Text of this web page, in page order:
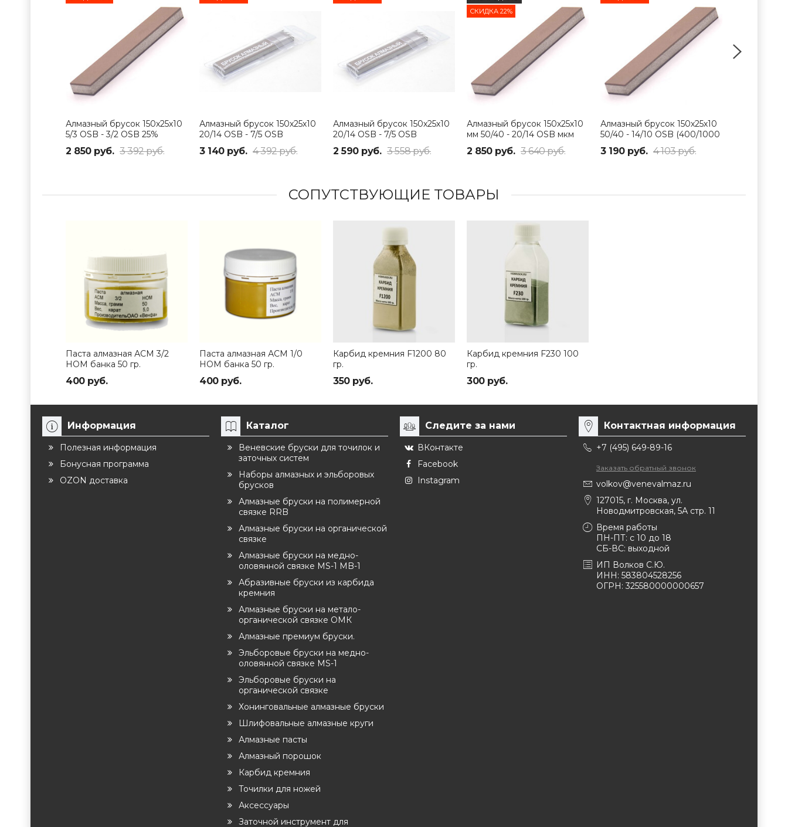
Алмазный брусок 150х25х10
5/3 OSB - 3/2 OSB 25%
2 850 руб. 3 392 руб.
Алмазный брусок 150х25х10
20/14 OSB - 7/5 OSB
(700/2500 Grit) 100%
3 140 руб. 4 392 руб.
Алмазный брусок 150х25х10
20/14 OSB - 7/5 OSB
(700/2500 Grit) 25%
2 590 руб. 3 558 руб.
СКИДКА 22%
Алмазный брусок 150х25х10
мм 50/40 - 20/14 OSB мкм
(400/700 Grit) 25%
2 850 руб. 3 640 руб.
Алмазный брусок 150х25х10
50/40 - 14/10 OSB (400/1000
Grit) 100%
3 190 руб. 4 103 руб.
СОПУТСТВУЮЩИЕ ТОВАРЫ
Паста алмазная АСМ 3/2
НОМ банка 50 гр.
400 руб.
Паста алмазная АСМ 1/0
НОМ банка 50 гр.
400 руб.
Карбид кремния F1200 80
гр.
350 руб.
Карбид кремния F230 100
гр.
300 руб.
Информация
Полезная информация
Бонусная программа
OZON доставка
Каталог
Веневские бруски для точилок и
заточных систем
Наборы алмазных и эльборовых
брусков
Алмазные бруски на полимерной
связке RRB
Алмазные бруски на органической
связке
Алмазные бруски на медно-
оловянной связке MS-1 MB-1
Абразивные бруски из карбида
кремния
Алмазные бруски на метало-
органической связке ОМК
Алмазные премиум бруски.
Эльборовые бруски на медно-
оловянной связке MS-1
Эльборовые бруски на
органической связке
Хонинговальные алмазные бруски
Шлифовальные алмазные круги
Алмазные пасты
Алмазный порошок
Карбид кремния
Точилки для ножей
Аксессуары
Заточной инструмент для
Следите за нами
ВКонтакте
Facebook
Instagram
Контактная информация
+7 (495) 649-89-16
Заказать обратный звонок
volkov@venevalmaz.ru
127015, г. Москва, ул.
Новодмитровская, 5А стр. 11
Время работы
ПН-ПТ: с 10 до 18
СБ-ВС: выходной
ИП Волков С.Ю.
ИНН: 583804528256
ОГРН: 325580000000657